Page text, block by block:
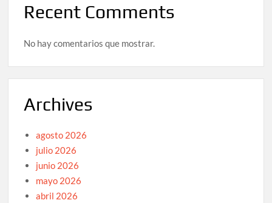
Recent Comments
No hay comentarios que mostrar.
Archives
agosto 2026
julio 2026
junio 2026
mayo 2026
abril 2026